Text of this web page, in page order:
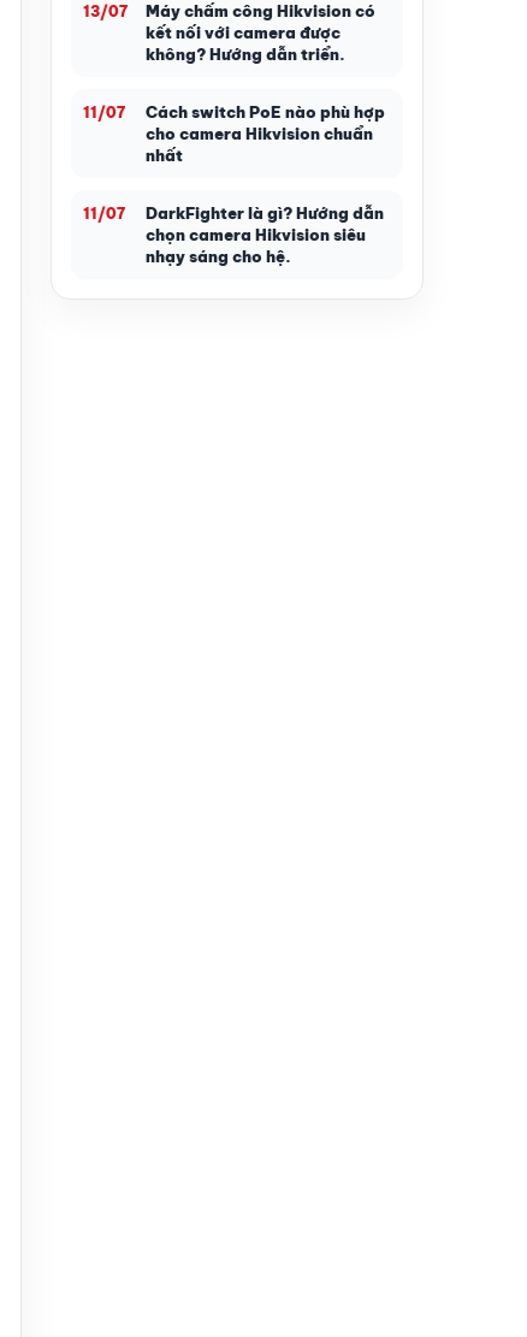
13/07
Máy chấm công Hikvision có
kết nối với camera được
không? Hướng dẫn triển.
11/07
Cách switch PoE nào phù hợp
cho camera Hikvision chuẩn
nhất
11/07
DarkFighter là gì? Hướng dẫn
chọn camera Hikvision siêu
nhạy sáng cho hệ.